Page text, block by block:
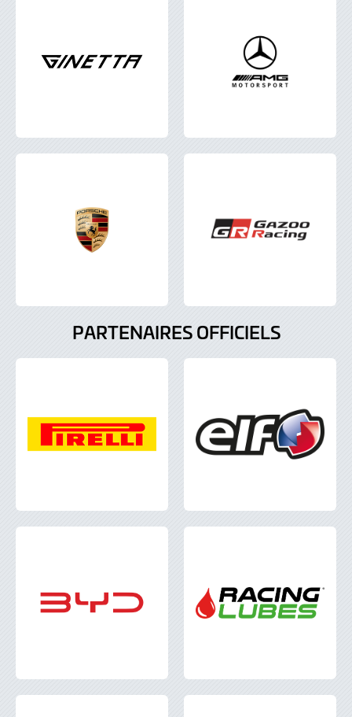
PARTENAIRES OFFICIELS